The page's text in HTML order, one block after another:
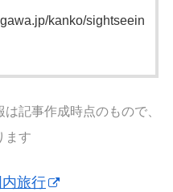
kanko/sightseein
記事作成時点のもので、
ます
旅行